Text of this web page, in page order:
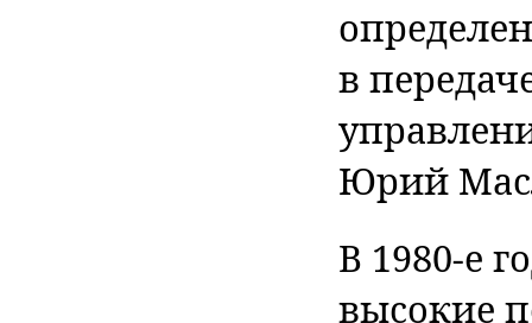
в
Юрий
В 1980-е
высокие